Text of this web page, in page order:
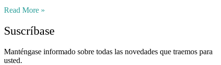
Read More »
Suscríbase
Manténgase informado sobre todas las novedades que traemos para
usted.